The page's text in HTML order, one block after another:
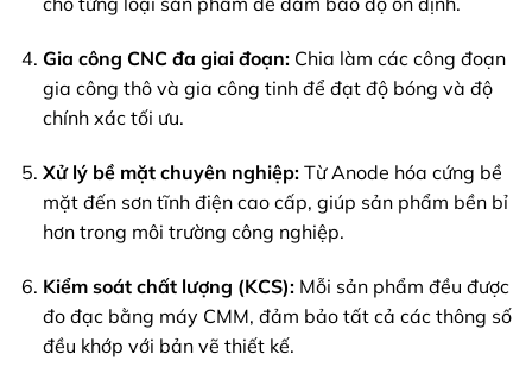
Gia công CNC đa giai đoạn:Chia làm các công đoạn
gia công thô và gia công tinh để đạt độ bóng và độ
chính xác tối ưu.
Xử lý bề mặt chuyên nghiệp:Từ Anode hóa cứng bề
mặt đến sơn tĩnh điện cao cấp, giúp sản phẩm bền bỉ
hơn trong môi trường công nghiệp.
Kiểm soát chất lượng (KCS):Mỗi sản phẩm đều được
đo đạc bằng máy CMM, đảm bảo tất cả các thông số
đều khớp với bản vẽ thiết kế.